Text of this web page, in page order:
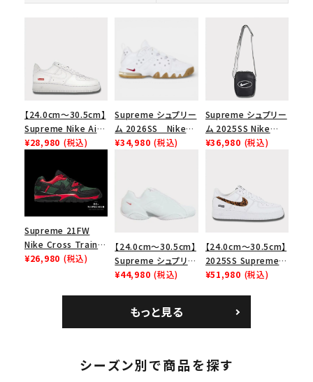
キャップ・ハット
パーカー・クルーネック
【24.0cm～30.5cm】
Supreme Nike Air
Force 1 Low シュプ
ース１スニーカー シ
ューズ ホワイト
¥28,980 (税込)
Supreme シュプリー
ム 2026SS Nike
SB Air Max 2 CB 94
¥34,980 (税込)
Supreme シュプリー
ム 2025SS Nike
Leather Shoulder
¥36,980 (税込)
Supreme 21FW
Nike Cross Trainer
Low ナイキクロスト
¥26,980 (税込)
【24.0cm～30.5cm】
Supreme シュプリー
ム 2023AW Nike
カー ホワイト 白
¥44,980 (税込)
【24.0cm～30.5cm】
2025SS Supreme
GOODENOUGH
ムグッドイナフ ナイキ
エアフォース１スニー
ト
¥51,980 (税込)
もっと見る
シーズン別で商品を探す